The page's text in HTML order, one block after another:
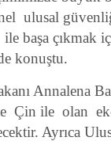
ulusal
başa çıkmak
konuştu.
Annalena
Çin ile olan
Ayrıca